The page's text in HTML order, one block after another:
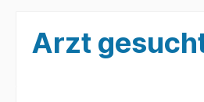
Arzt